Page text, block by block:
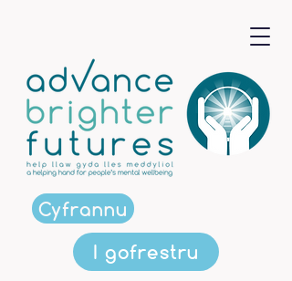
Cyfrannu
I gofrestru